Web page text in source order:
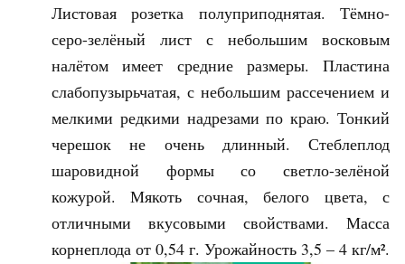
Листовая розетка полуприподнятая. Тёмно-
серо-зелёный лист с небольшим восковым
налётом имеет средние размеры. Пластина
слабопузырьчатая, с небольшим рассечением и
мелкими редкими надрезами по краю. Тонкий
черешок не очень длинный. Стеблеплод
шаровидной формы со светло-зелёной
кожурой. Мякоть сочная, белого цвета, с
отличными вкусовыми свойствами. Масса
корнеплода от 0,54 г. Урожайность 3,5 – 4 кг/м².